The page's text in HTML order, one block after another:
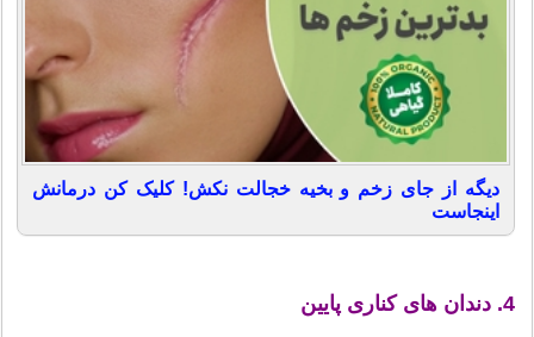
دیگه از جای زخم و بخیه خجالت نکش! کلیک کن درمانش
اینجاست
4. دندان های کناری پایین